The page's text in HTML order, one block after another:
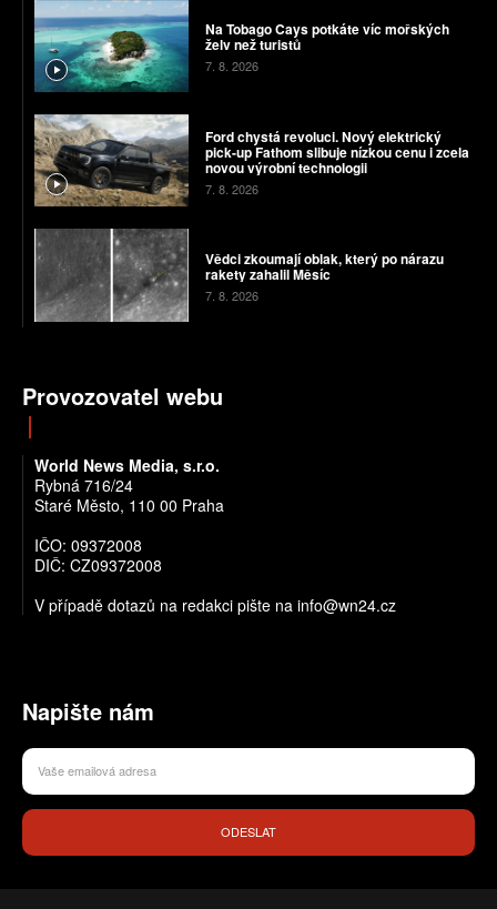
Na Tobago Cays potkáte víc mořských
želv než turistů
7. 8. 2026
Ford chystá revoluci. Nový elektrický
pick-up Fathom slibuje nízkou cenu i zcela
novou výrobní technologii
7. 8. 2026
Vědci zkoumají oblak, který po nárazu
rakety zahalil Měsíc
7. 8. 2026
Provozovatel webu
World News Media, s.r.o.
Rybná 716/24
Staré Město, 110 00 Praha
IČO: 09372008
DIČ: CZ09372008
V případě dotazů na redakci pište na info@wn24.cz
Napište nám
ODESLAT